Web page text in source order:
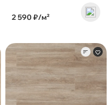
2 590 ₽/м²